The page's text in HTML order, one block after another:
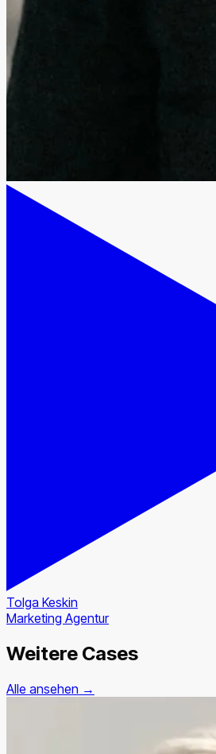
Tolga Keskin
Marketing Agentur
Weitere Cases
Alle ansehen →